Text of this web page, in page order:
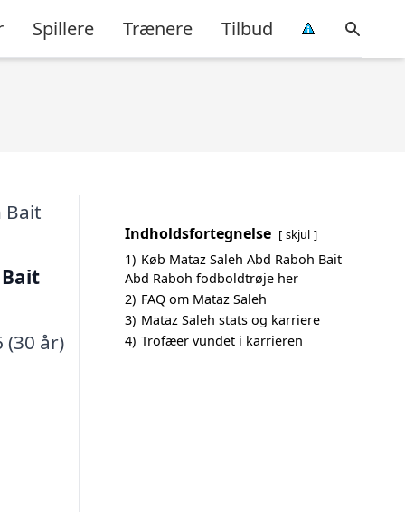
Spillere Trænere Tilbud
(30 år)
Indholdsfortegnelse skjul
1) Køb Mataz Saleh Abd Raboh Bait
Abd Raboh fodboldtrøje her
2) FAQ om Mataz Saleh
3) Mataz Saleh stats og karriere
4) Trofæer vundet i karrieren